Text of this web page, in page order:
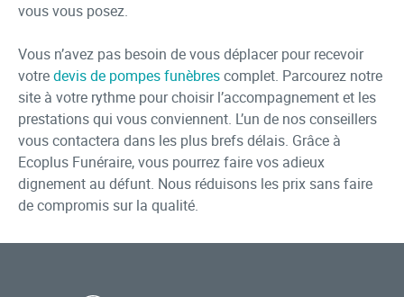
vous vous posez.
Vous n’avez pas besoin de vous déplacer pour recevoir
votredevis de pompes funèbrescomplet. Parcourez notre
site à votre rythme pour choisir l’accompagnement et les
prestations qui vous conviennent. L’un de nos conseillers
vous contactera dans les plus brefs délais. Grâce à
Ecoplus Funéraire, vous pourrez faire vos adieux
dignement au défunt. Nous réduisons les prix sans faire
de compromis sur la qualité.